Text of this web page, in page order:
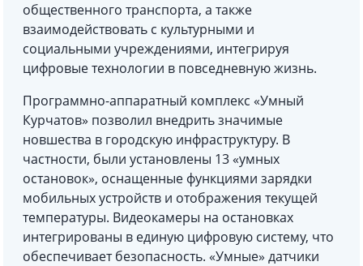
общественного транспорта, а также
взаимодействовать с культурными и
социальными учреждениями, интегрируя
цифровые технологии в повседневную жизнь.
Программно-аппаратный комплекс «Умный
Курчатов» позволил внедрить значимые
новшества в городскую инфраструктуру. В
частности, были установлены 13 «умных
остановок», оснащенные функциями зарядки
мобильных устройств и отображения текущей
температуры. Видеокамеры на остановках
интегрированы в единую цифровую систему, что
обеспечивает безопасность. «Умные» датчики